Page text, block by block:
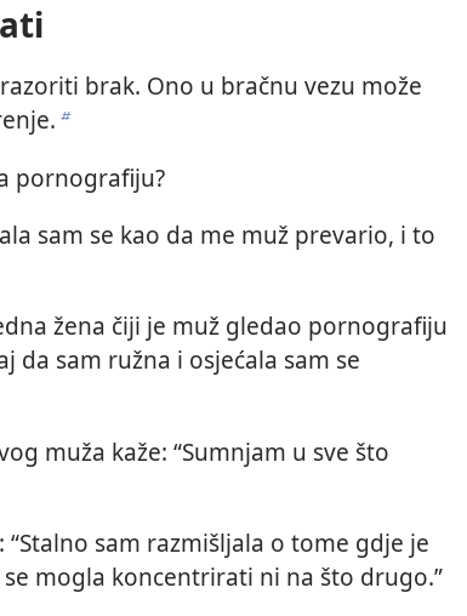
brak. Ono u bračnu vezu može
b
pornografiju?
sam se kao da me muž prevario, i to
žena čiji je muž gledao pornografiju
da sam ružna i osjećala sam se
muža kaže: “Sumnjam u sve što
sam razmišljala o tome gdje je
mogla koncentrirati ni na što drugo.”